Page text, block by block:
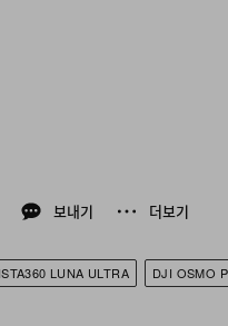
다.
시점과 맞물려 있다. 곧 발
List’ 등재 가능성
DJI는 Xtra라는 페이퍼컴
지 및 관세 규제를 우회해
보내기 더보기
LUNA ULTRA
DJI OSMO